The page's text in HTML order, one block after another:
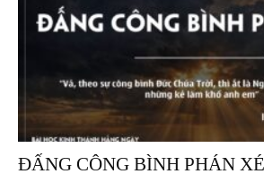
ĐẤNG CÔNG BÌNH PHÁN